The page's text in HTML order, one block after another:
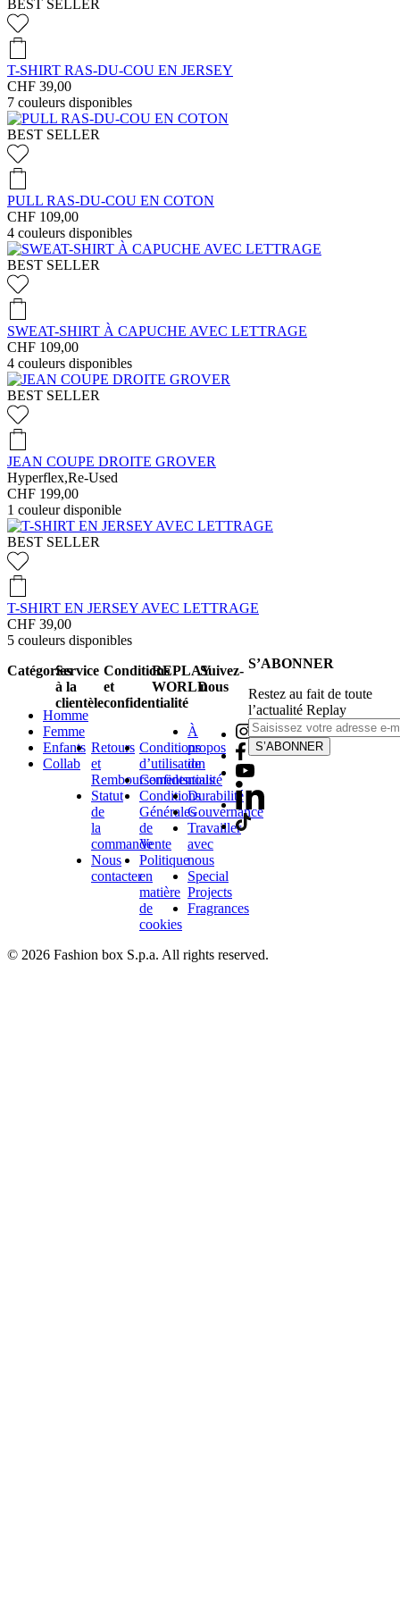
BEST SELLER
T-SHIRT RAS-DU-COU EN JERSEY
CHF 39,00
7 couleurs disponibles
BEST SELLER
PULL RAS-DU-COU EN COTON
CHF 109,00
4 couleurs disponibles
BEST SELLER
SWEAT-SHIRT À CAPUCHE AVEC LETTRAGE
CHF 109,00
4 couleurs disponibles
BEST SELLER
JEAN COUPE DROITE GROVER
Hyperflex,Re-Used
CHF 199,00
1 couleur disponible
BEST SELLER
T-SHIRT EN JERSEY AVEC LETTRAGE
CHF 39,00
5 couleurs disponibles
Catégories
Homme
Femme
Enfants
Collab
Service
à la
clientèle
Retours
et
Remboursements
Statut
de
la
commande
Nous
contacter
Conditions
et
confidentialité
Conditions
d’utilisation
Confidentialité
Conditions
Générales
de
Vente
Politique
en
matière
de
cookies
REPLAY
WORLD
À
propos
de
nous
Durabilité
Gouvernance
Travailler
avec
nous
Special
Projects
Fragrances
Suivez-
nous
S’ABONNER
Restez au fait de toute
l’actualité Replay
S’ABONNER
© 2026 Fashion box S.p.a. All rights reserved.